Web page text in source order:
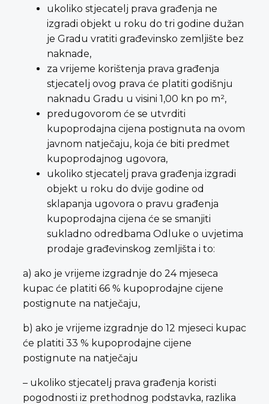
ukoliko stjecatelj prava građenja ne
izgradi objekt u roku do tri godine dužan
je Gradu vratiti građevinsko zemljište bez
naknade,
za vrijeme korištenja prava građenja
stjecatelj ovog prava će platiti godišnju
naknadu Gradu u visini 1,00 kn po m²,
predugovorom će se utvrditi
kupoprodajna cijena postignuta na ovom
javnom natječaju, koja će biti predmet
kupoprodajnog ugovora,
ukoliko stjecatelj prava građenja izgradi
objekt u roku do dvije godine od
sklapanja ugovora o pravu građenja
kupoprodajna cijena će se smanjiti
sukladno odredbama Odluke o uvjetima
prodaje građevinskog zemljišta i to:
a) ako je vrijeme izgradnje do 24 mjeseca
kupac će platiti 66 % kupoprodajne cijene
postignute na natječaju,
b) ako je vrijeme izgradnje do 12 mjeseci kupac
će platiti 33 % kupoprodajne cijene
postignute na natječaju
– ukoliko stjecatelj prava građenja koristi
pogodnosti iz prethodnog podstavka, razlika